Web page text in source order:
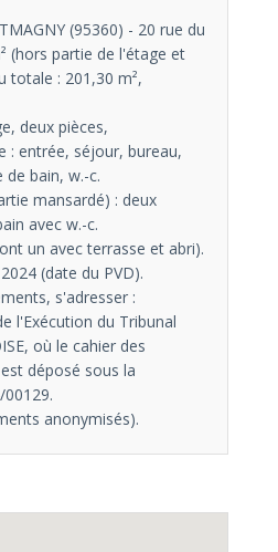
(95360) - 20 rue du
(hors partie de l'étage et
totale : 201,30 m²,
deux pièces,
: entrée, séjour, bureau,
de bain, w.-c.
mansardé) : deux
avec w.-c.
un avec terrasse et abri).
(date du PVD).
s'adresser :
l'Exécution du Tribunal
où le cahier des
déposé sous la
anonymisés).